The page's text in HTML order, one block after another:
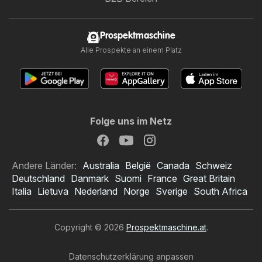
Prospektmaschine
Alle Prospekte an einem Platz
Folge uns im Netz
Andere Länder: Australia België Canada Schweiz
Deutschland Danmark Suomi France Great Britain
Italia Lietuva Nederland Norge Sverige South Africa
Copyright © 2026 Prospektmaschine.at.
Datenschutzerklärung anpassen